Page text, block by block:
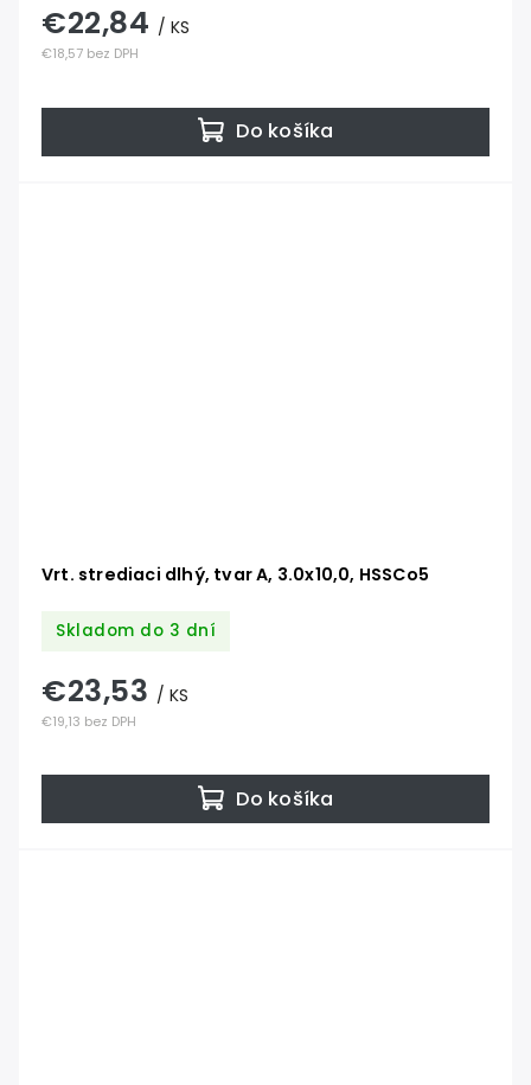
€18,57 bez DPH
€22,84 / KS
Do košíka
Vrt. strediaci dlhý, tvar A, 3.0x10,0, HSSCo5
Skladom do 3 dní
€19,13 bez DPH
€23,53 / KS
Do košíka